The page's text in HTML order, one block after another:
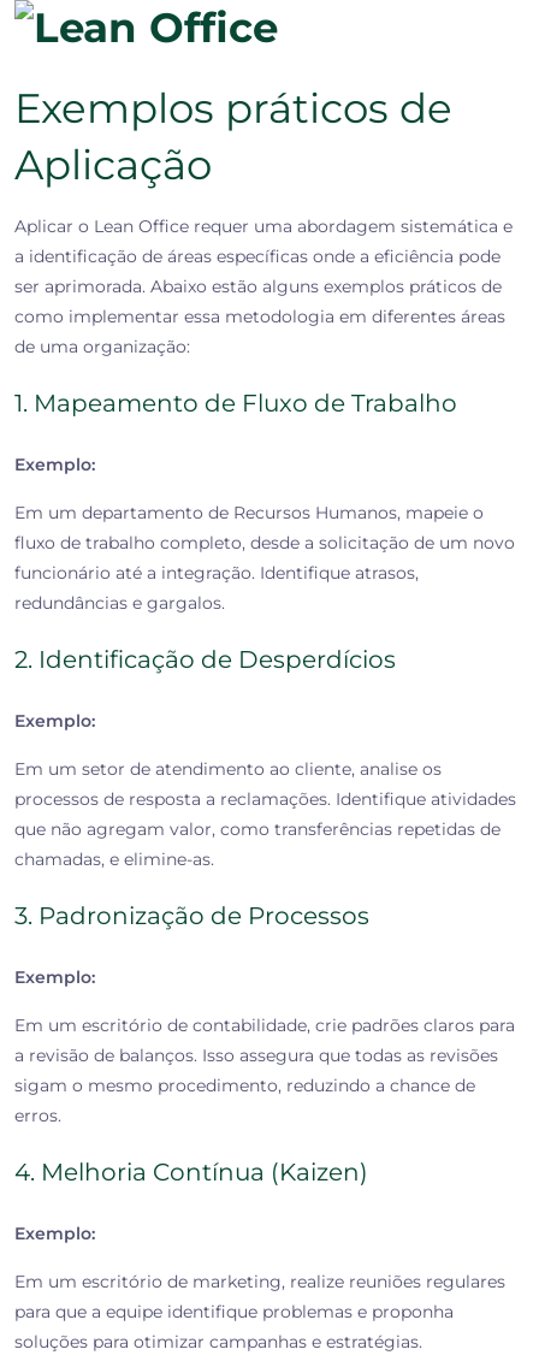
Exemplos práticos de
Aplicação
Aplicar o Lean Office requer uma abordagem sistemática e
a identificação de áreas específicas onde a eficiência pode
ser aprimorada. Abaixo estão alguns exemplos práticos de
como implementar essa metodologia em diferentes áreas
de uma organização:
1. Mapeamento de Fluxo de Trabalho
Exemplo:
Em um departamento de Recursos Humanos, mapeie o
fluxo de trabalho completo, desde a solicitação de um novo
funcionário até a integração. Identifique atrasos,
redundâncias e gargalos.
2. Identificação de Desperdícios
Exemplo:
Em um setor de atendimento ao cliente, analise os
processos de resposta a reclamações. Identifique atividades
que não agregam valor, como transferências repetidas de
chamadas, e elimine-as.
3. Padronização de Processos
Exemplo:
Em um escritório de contabilidade, crie padrões claros para
a revisão de balanços. Isso assegura que todas as revisões
sigam o mesmo procedimento, reduzindo a chance de
erros.
4. Melhoria Contínua (Kaizen)
Exemplo:
Em um escritório de marketing, realize reuniões regulares
para que a equipe identifique problemas e proponha
soluções para otimizar campanhas e estratégias.